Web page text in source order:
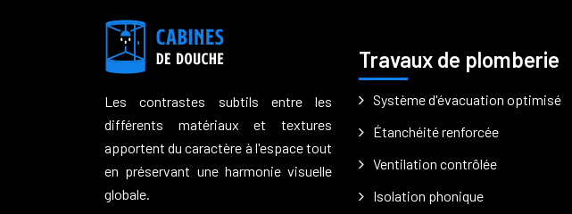
Les contrastes subtils entre les
différents matériaux et textures
apportent du caractère à l'espace tout
en préservant une harmonie visuelle
globale.
Travaux de plomberie
Système d'évacuation optimisé
Étanchéité renforcée
Ventilation contrôlée
Isolation phonique